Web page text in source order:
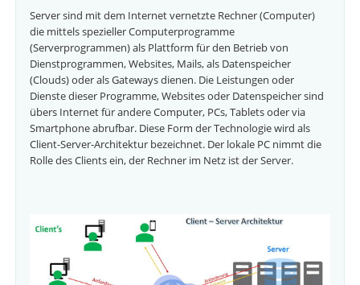
Server sind mit dem Internet vernetzte Rechner (Computer)
die mittels spezieller Computerprogramme
(Serverprogrammen) als Plattform für den Betrieb von
Dienstprogrammen, Websites, Mails, als Datenspeicher
(Clouds) oder als Gateways dienen. Die Leistungen oder
Dienste dieser Programme, Websites oder Datenspeicher sind
übers Internet für andere Computer, PCs, Tablets oder via
Smartphone abrufbar. Diese Form der Technologie wird als
Client-Server-Architektur bezeichnet. Der lokale PC nimmt die
Rolle des Clients ein, der Rechner im Netz ist der Server.